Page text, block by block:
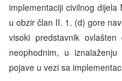
implementaciji civilnog
u obzir član II. 1. (d) gore
visoki predstavnik
neophodnim, u
pojave u vezi sa